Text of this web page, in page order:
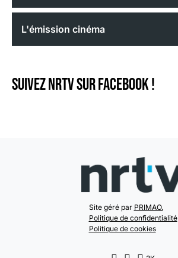
L'émission cinéma
Suivez NRTV sur Facebook !
Site géré par PRIMAO.
Politique de confidentialité
Politique de cookies